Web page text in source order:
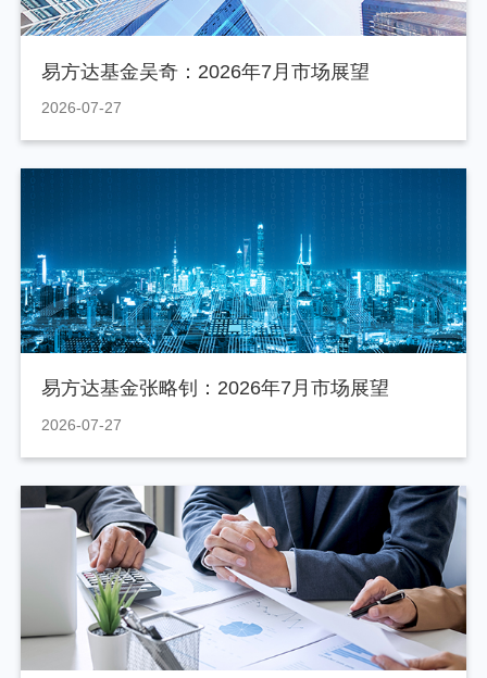
易方达基金吴奇：2026年7月市场展望
2026-07-27
易方达基金张略钊：2026年7月市场展望
2026-07-27